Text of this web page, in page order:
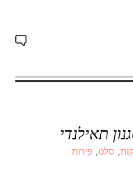
תאילנדי
, סלט,פירות